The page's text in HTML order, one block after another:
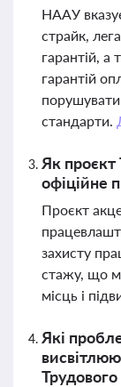
НААУ
страйк,
гарантій, а
гарантій
порушувати
стандарти.
Як проєкт
офіційне
Проєкт
захисту
стажу, що
місць і
Які